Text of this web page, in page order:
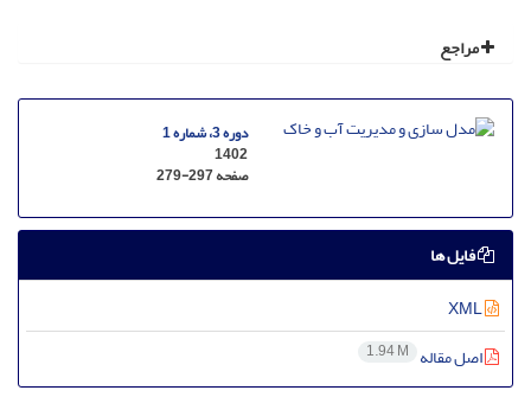
مراجع
دوره 3، شماره 1
1402
صفحه279-297
فایل ها
اصل مقاله 1.94 M